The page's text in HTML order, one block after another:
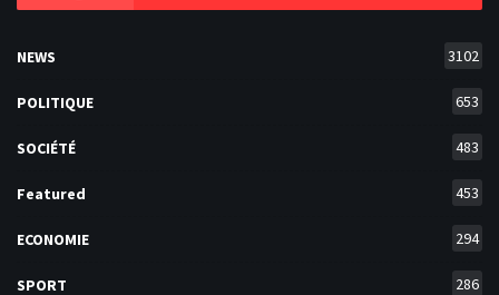
NEWS 3102
POLITIQUE 653
SOCIÉTÉ 483
Featured 453
ECONOMIE 294
SPORT 286